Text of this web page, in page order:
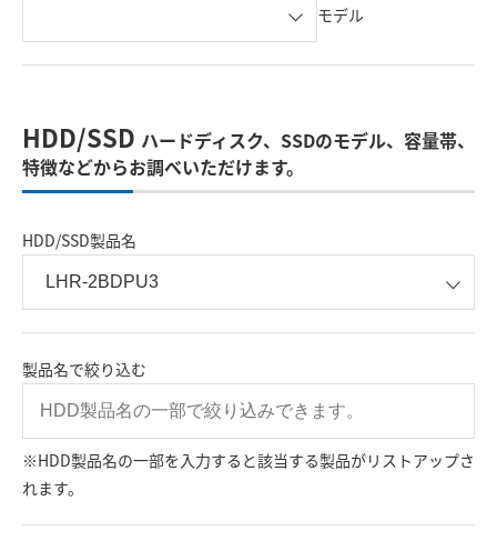
モデル
HDD/SSD ハードディスク、SSDのモデル、容量帯、
特徴などからお調べいただけます。
HDD/SSD製品名
製品名で絞り込む
※HDD製品名の一部を入力すると該当する製品がリストアップさ
れます。